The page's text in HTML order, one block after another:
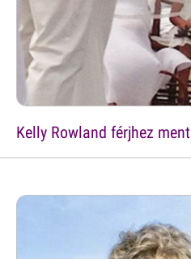
Kelly Rowland férjhez ment